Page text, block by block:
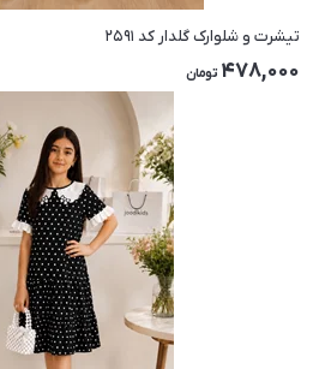
تیشرت و شلوارک گلدار کد ۲۵۹۱
478,000 تومان